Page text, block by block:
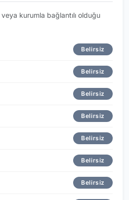
veya kurumla bağlantılı olduğu
Belirsiz
Belirsiz
Belirsiz
Belirsiz
Belirsiz
Belirsiz
Belirsiz